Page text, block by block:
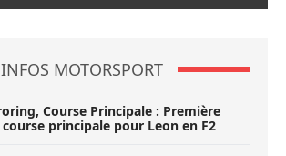
INFOS MOTORSPORT
Course Principale : Première
principale pour Leon en F2